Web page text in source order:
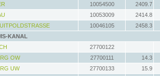
10054500 2409.7
10053009 2414.8
10046105 2458.3
KANAL
27700122
OW
27700111 14.3
UW
27700133 15.9